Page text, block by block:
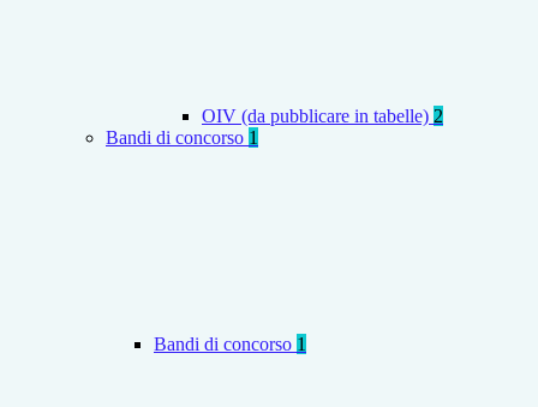
OIV (da pubblicare in tabelle) 2
Bandi di concorso 1
Bandi di concorso 1